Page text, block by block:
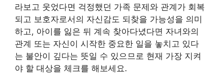
라보고 웃었다면 걱정했던 가족 문제와 관계가 회복
되고 보호자로서의 자신감도 되찾을 가능성을 의미
하고, 아이를 잃은 뒤 계속 찾아다녔다면 자녀와의
관계 또는 자신이 시작한 중요한 일을 놓치고 있다
는 불안이 깊다는 뜻일 수 있으므로 현재 가장 지켜
야 할 대상을 체크를 해보세요.